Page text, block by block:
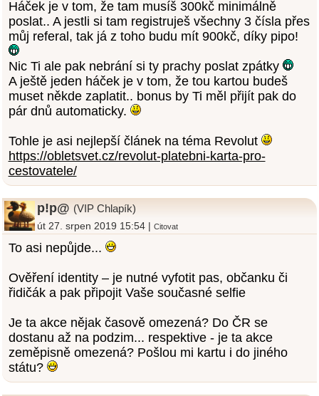
Háček je v tom, že tam musíš 300kč minimálně
poslat.. A jestli si tam registruješ všechny 3 čísla přes
můj referal, tak já z toho budu mít 900kč, díky pipo!
Nic Ti ale pak nebrání si ty prachy poslat zpátky
A ještě jeden háček je v tom, že tou kartou budeš
muset někde zaplatit.. bonus by Ti měl přijít pak do
pár dnů automaticky.
Tohle je asi nejlepší článek na téma Revolut
https://obletsvet.cz/revolut-platebni-karta-pro-
cestovatele/
p!p@ (VIP Chlapík)
út 27. srpen 2019 15:54 |Citovat
To asi nepůjde...
Ověření identity – je nutné vyfotit pas, občanku či
řidičák a pak připojit Vaše současné selfie
Je ta akce nějak časově omezená? Do ČR se
dostanu až na podzim... respektive - je ta akce
zeměpisně omezená? Pošlou mi kartu i do jiného
státu?